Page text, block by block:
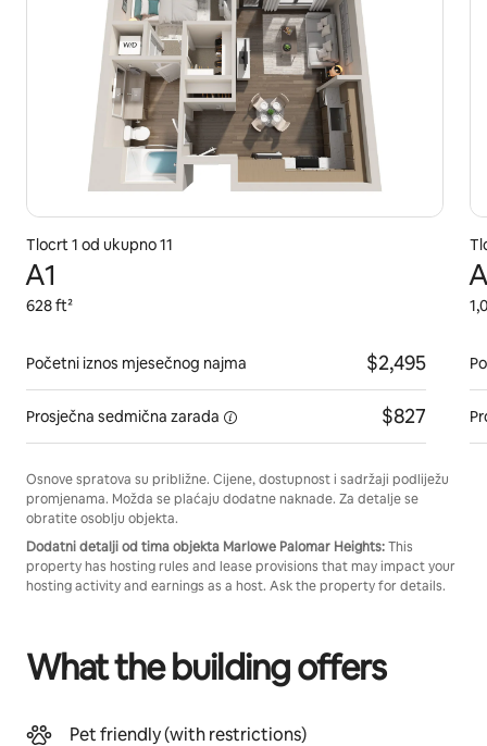
Tlocrt 1 od ukupno 11
A1
628 ft²
Početni iznos mjesečnog najma $2,495
Prosječna sedmična zarada $827
Osnove spratova su približne. Cijene, dostupnost i sadržaji podliježu
promjenama. Možda se plaćaju dodatne naknade. Za detalje se
obratite osoblju objekta.
Dodatni detalji od tima objekta Marlowe Palomar Heights:This
property has hosting rules and lease provisions that may impact your
hosting activity and earnings as a host. Ask the property for details.
What the building offers
Pet friendly (with restrictions)